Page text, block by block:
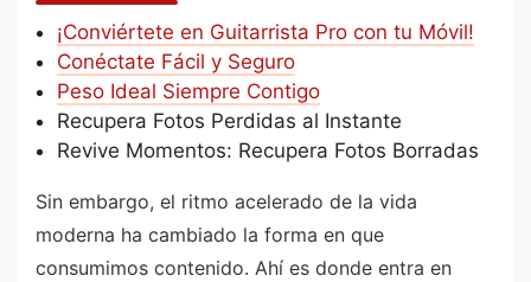
¡Conviértete en Guitarrista Pro con tu Móvil!
Conéctate Fácil y Seguro
Peso Ideal Siempre Contigo
Recupera Fotos Perdidas al Instante
Revive Momentos: Recupera Fotos Borradas
Sin embargo, el ritmo acelerado de la vida
moderna ha cambiado la forma en que
consumimos contenido. Ahí es donde entra en